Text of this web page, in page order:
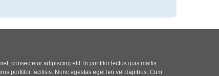
consectetur adipiscing elit. In porttitor lectus quis mattis
porttitor facilisis. Nunc egestas eget leo vel dapibus. Cum